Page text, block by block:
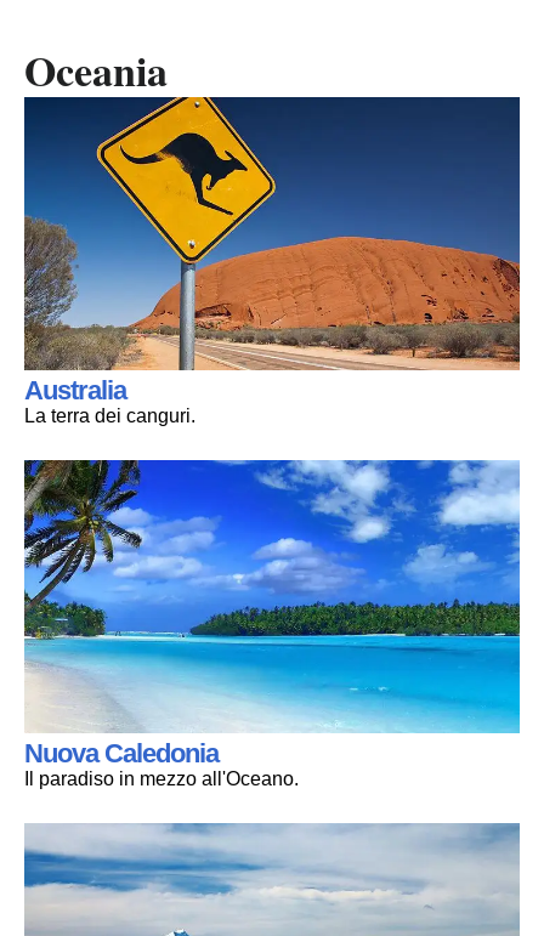
Oceania
Australia
La terra dei canguri.
Nuova Caledonia
Il paradiso in mezzo all'Oceano.